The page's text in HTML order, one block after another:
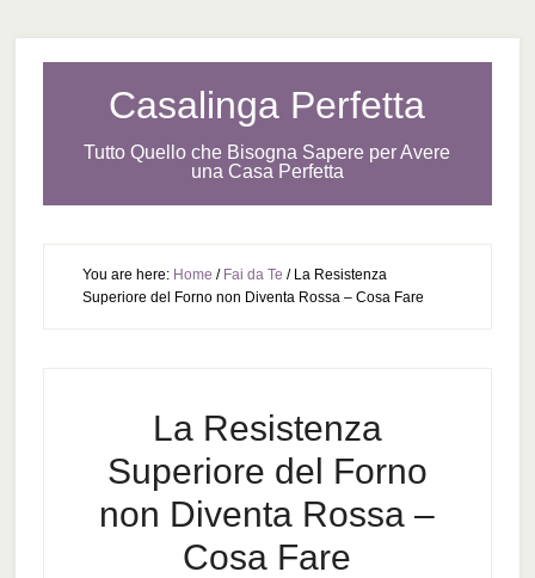
Casalinga Perfetta
Tutto Quello che Bisogna Sapere per Avere
una Casa Perfetta
You are here: Home / Fai da Te /La Resistenza
Superiore del Forno non Diventa Rossa – Cosa Fare
La Resistenza
Superiore del Forno
non Diventa Rossa –
Cosa Fare